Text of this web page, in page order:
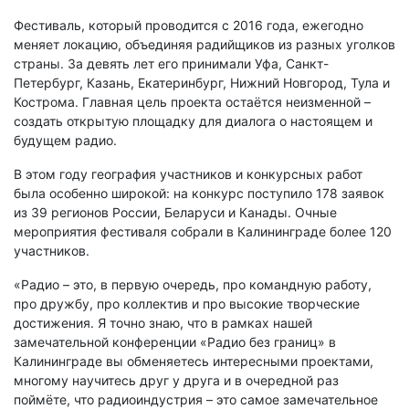
Фестиваль, который проводится с 2016 года, ежегодно
меняет локацию, объединяя радийщиков из разных уголков
страны. За девять лет его принимали Уфа, Санкт-
Петербург, Казань, Екатеринбург, Нижний Новгород, Тула и
Кострома. Главная цель проекта остаётся неизменной –
создать открытую площадку для диалога о настоящем и
будущем радио.
В этом году география участников и конкурсных работ
была особенно широкой: на конкурс поступило 178 заявок
из 39 регионов России, Беларуси и Канады. Очные
мероприятия фестиваля собрали в Калининграде более 120
участников.
«Радио – это, в первую очередь, про командную работу,
про дружбу, про коллектив и про высокие творческие
достижения. Я точно знаю, что в рамках нашей
замечательной конференции «Радио без границ» в
Калининграде вы обменяетесь интересными проектами,
многому научитесь друг у друга и в очередной раз
поймёте, что радиоиндустрия – это самое замечательное